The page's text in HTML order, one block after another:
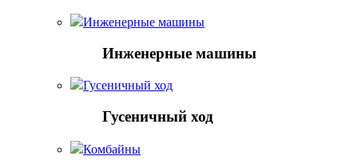
Инженерные машины
Инженерные машины
Гусеничный ход
Гусеничный ход
Комбайны